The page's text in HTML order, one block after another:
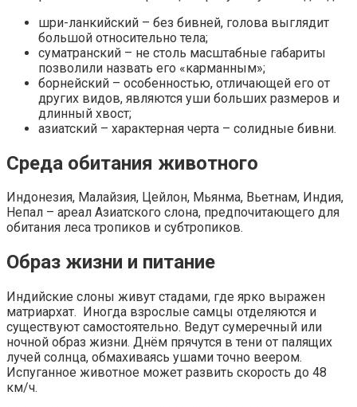
шри-ланкийский – без бивней, голова выглядит
большой относительно тела;
суматранский – не столь масштабные габариты
позволили назвать его «карманным»;
борнейский – особенностью, отличающей его от
других видов, являются уши больших размеров и
длинный хвост;
азиатский – характерная черта – солидные бивни.
Среда обитания животного
Индонезия, Малайзия, Цейлон, Мьянма, Вьетнам, Индия,
Непал – ареал Азиатского слона, предпочитающего для
обитания леса тропиков и субтропиков.
Образ жизни и питание
Индийские слоны живут стадами, где ярко выражен
матриархат. Иногда взрослые самцы отделяются и
существуют самостоятельно. Ведут сумеречный или
ночной образ жизни. Днём прячутся в тени от палящих
лучей солнца, обмахиваясь ушами точно веером.
Испуганное животное может развить скорость до 48
км/ч.